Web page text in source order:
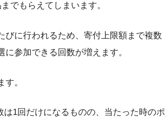
でもらえてしまいます。
びに行われるため、寄付上限額まで複数
参加できる回数が増えます。
。
1回だけになるものの、当たった時のポ